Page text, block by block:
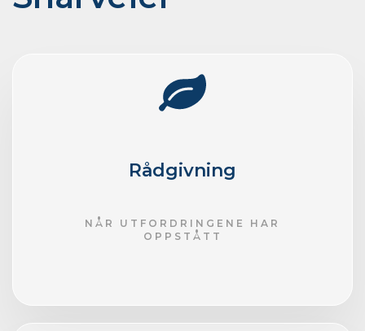
Rådgivning
NÅR UTFORDRINGENE HAR
OPPSTÅTT